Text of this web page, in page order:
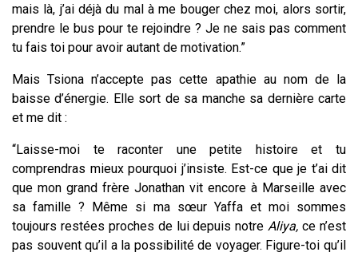
mais là, j’ai déjà du mal à me bouger chez moi, alors sortir,
prendre le bus pour te rejoindre ? Je ne sais pas comment
tu fais toi pour avoir autant de motivation.”
Mais Tsiona n’accepte pas cette apathie au nom de la
baisse d’énergie. Elle sort de sa manche sa dernière carte
et me dit :
“Laisse-moi te raconter une petite histoire et tu
comprendras mieux pourquoi j’insiste. Est-ce que je t’ai dit
que mon grand frère Jonathan vit encore à Marseille avec
sa famille ? Même si ma sœur Yaffa et moi sommes
toujours restées proches de lui depuis notreAliya,ce n’est
pas souvent qu’il a la possibilité de voyager. Figure-toi qu’il